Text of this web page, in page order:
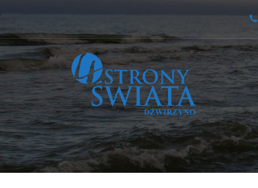
do
treści